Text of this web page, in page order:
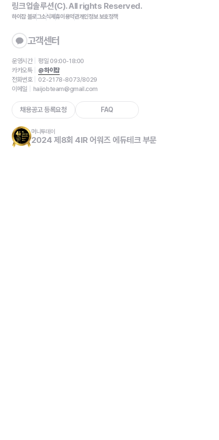
링크업솔루션(C). All rights Reserved.
하이잡 블로그소식제휴이용약관개인정보 보호정책
고객센터
운영시간
평일 09:00-18:00
카카오톡
@하이잡
전화번호
02-2178-8073/8029
이메일
haijobteam@gmail.com
채용공고 등록요청 FAQ
머니투데이
2024 제8회 4IR 어워즈 에듀테크 부문